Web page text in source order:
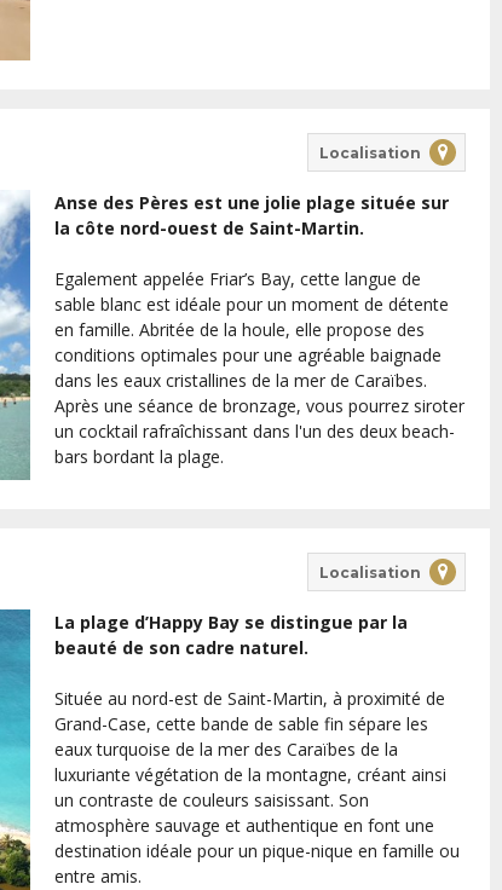
Localisation
Anse des Pères est une jolie plage située sur
la côte nord-ouest de Saint-Martin.
Egalement appelée Friar’s Bay, cette langue de
sable blanc est idéale pour un moment de détente
en famille. Abritée de la houle, elle propose des
conditions optimales pour une agréable baignade
dans les eaux cristallines de la mer de Caraïbes.
Après une séance de bronzage, vous pourrez siroter
un cocktail rafraîchissant dans l'un des deux beach-
bars bordant la plage.
Localisation
La plage d’Happy Bay se distingue par la
beauté de son cadre naturel.
Située au nord-est de Saint-Martin, à proximité de
Grand-Case, cette bande de sable fin sépare les
eaux turquoise de la mer des Caraïbes de la
luxuriante végétation de la montagne, créant ainsi
un contraste de couleurs saisissant. Son
atmosphère sauvage et authentique en font une
destination idéale pour un pique-nique en famille ou
entre amis.